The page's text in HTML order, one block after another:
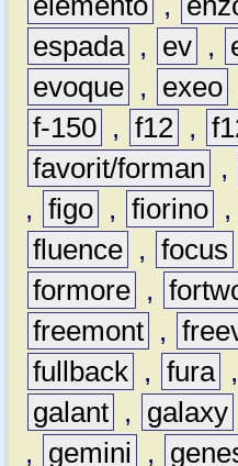
espada , ev ,
evoque , exeo
f-150 , f12 ,
favorit/forman
,
, figo , fiorino ,
fluence , focus
formore ,
freemont ,
fullback , fura ,
galant , galaxy
,
gemini ,